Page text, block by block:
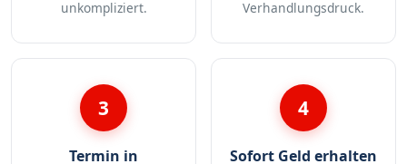
unkompliziert.
Verhandlungsdruck.
3
Termin in
4
Sofort Geld erhalten